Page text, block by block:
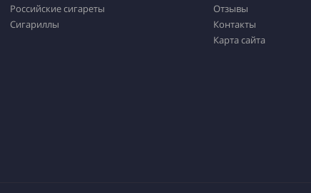
Российские сигареты
Сигариллы
Отзывы
Контакты
Карта сайта